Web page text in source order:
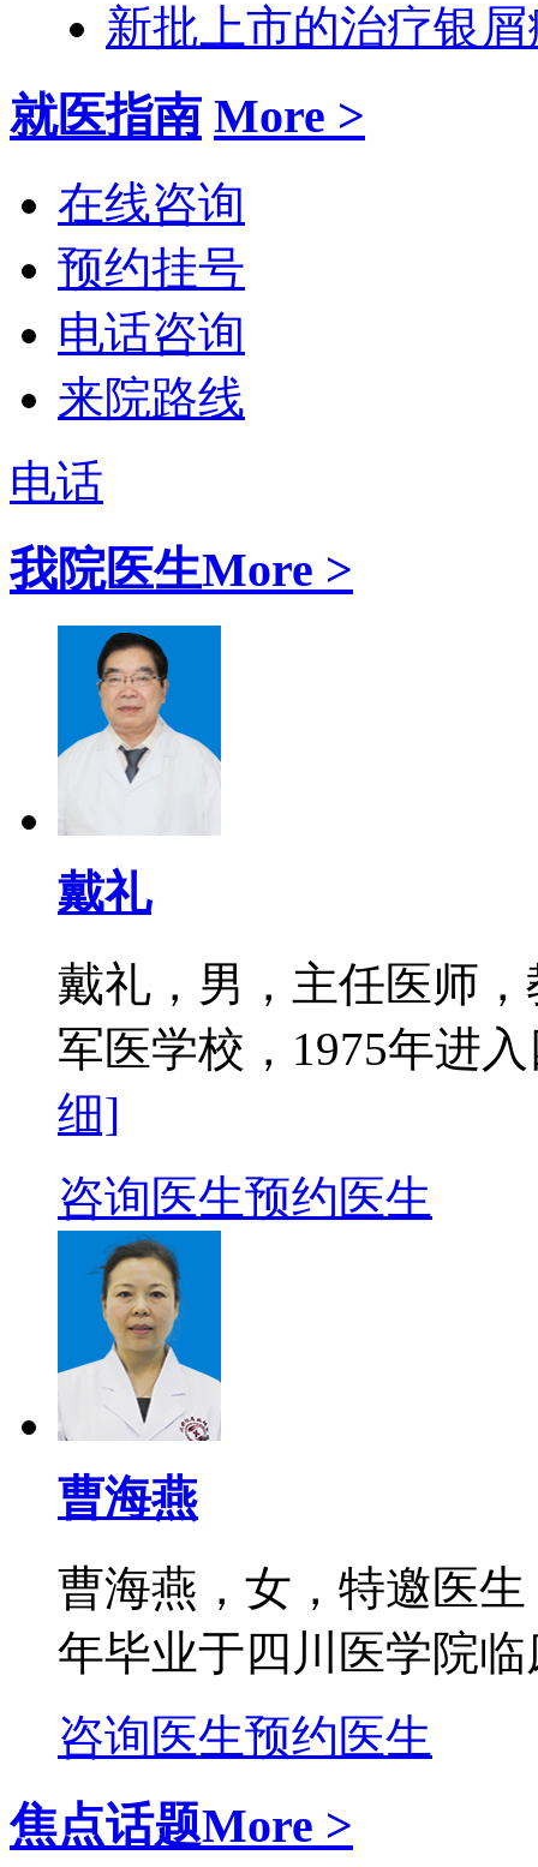
新批上市的治疗银
就医指南 More >
在线咨询
预约挂号
电话咨询
来院路线
电话
我院医生More >
戴礼
戴礼，男，主任医师
军医学校，1975年进
细]
咨询医生预约医生
曹海燕
曹海燕，女，特邀医
年毕业于四川医学院
咨询医生预约医生
焦点话题More >